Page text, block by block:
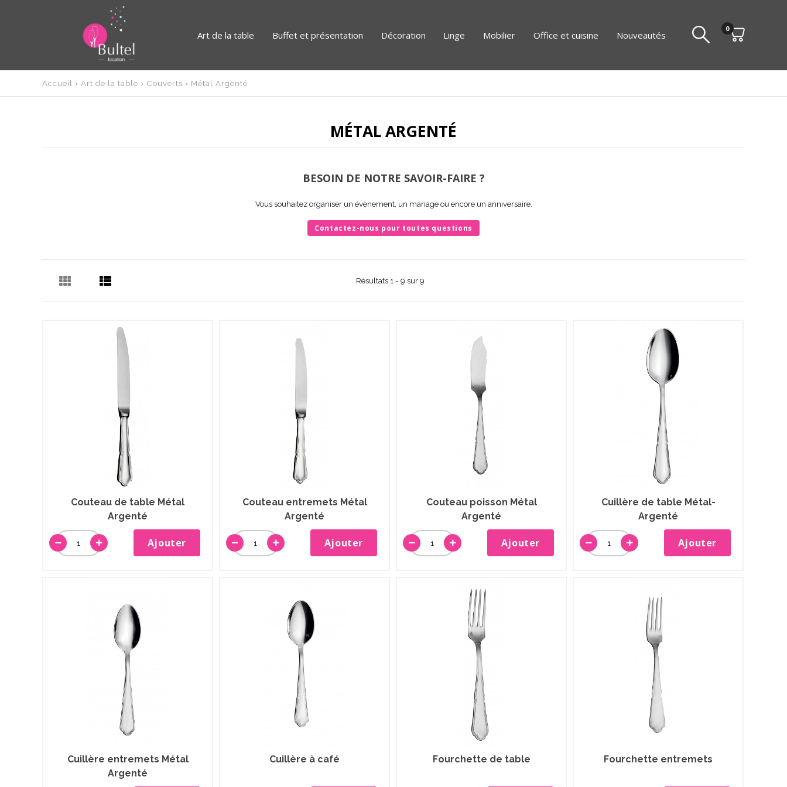
Art de la table Buffet et présentation Décoration Linge Mobilier Office et cuisine Nouveautés
0
Accueil › Art de la table › Couverts › Métal Argenté
MÉTAL ARGENTÉ
BESOIN DE NOTRE SAVOIR-FAIRE ?
Vous souhaitez organiser un évènement, un mariage ou encore un anniversaire.
Contactez-nous pour toutes questions
Résultats 1 - 9 sur 9
Couteau de table Métal
Argenté
Ajouter
Couteau entremets Métal
Argenté
Ajouter
Couteau poisson Métal
Argenté
Ajouter
Cuillère de table Métal-
Argenté
Ajouter
Cuillère entremets Métal
Argenté
Cuillère à café Fourchette de table Fourchette entremets